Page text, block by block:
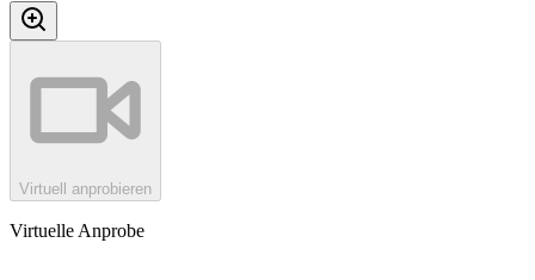
Virtuell anprobieren
Virtuelle Anprobe